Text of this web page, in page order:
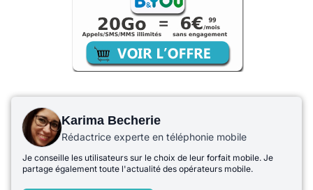
Karima Becherie
Rédactrice experte en téléphonie mobile
Je conseille les utilisateurs sur le choix de leur forfait mobile. Je
partage également toute l'actualité des opérateurs mobile.